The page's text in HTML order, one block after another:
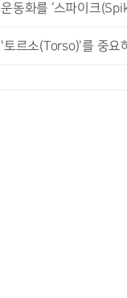
동화를 ‘스파이크
르소(Torso)'를 중요